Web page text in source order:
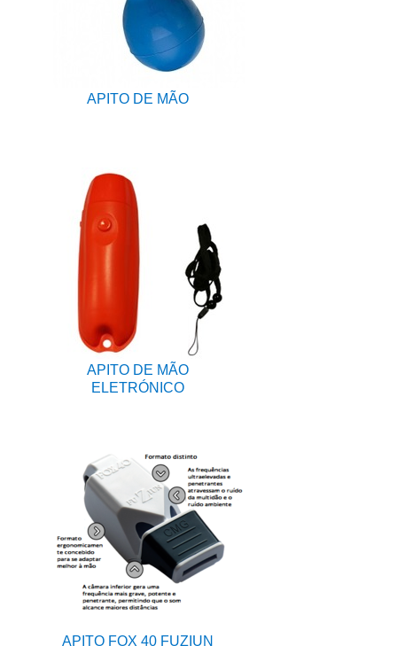
APITO DE MÃO
APITO DE MÃO
ELETRÓNICO
APITO FOX 40 FUZIUN